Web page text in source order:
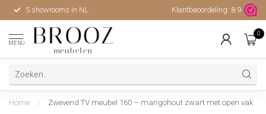
5 showrooms in NL Hoge kwaliteit, uitstekende
Klantbeoordeling: 8.9
MENU
0
Home / Zwevend TV meubel 160 – mangohout zwart met open vak